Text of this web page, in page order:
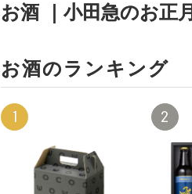
お酒 ｜小田急のお正月
お酒のランキング
1 2